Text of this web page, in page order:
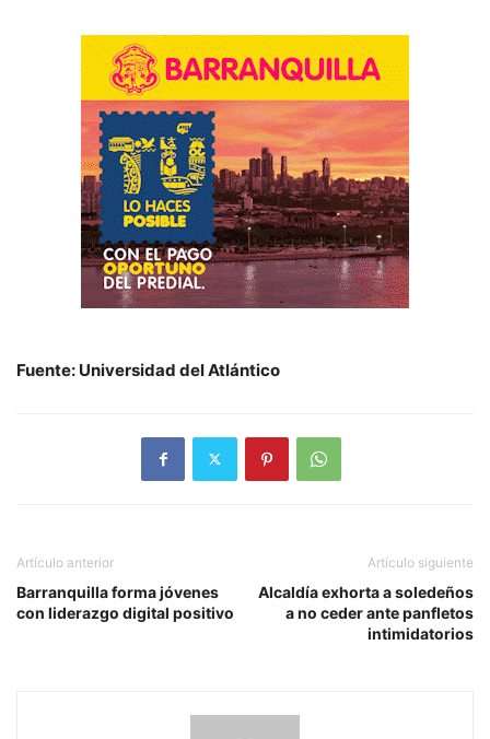
Fuente: Universidad del Atlántico
Artículo anterior
Barranquilla forma jóvenes
con liderazgo digital positivo
Artículo siguiente
Alcaldía exhorta a soledeños
a no ceder ante panfletos
intimidatorios